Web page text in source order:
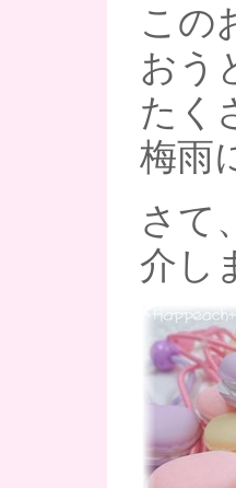
この
おう
たく
梅雨
さて
介し